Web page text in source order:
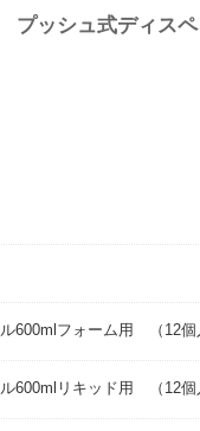
ッシュ式ディスペ
600mlフォーム用 （12個
600mlリキッド用 （12個